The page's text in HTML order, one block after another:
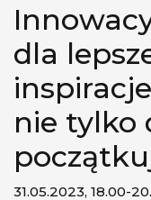
dla
nie tylko
31.05.2023, 18.00-